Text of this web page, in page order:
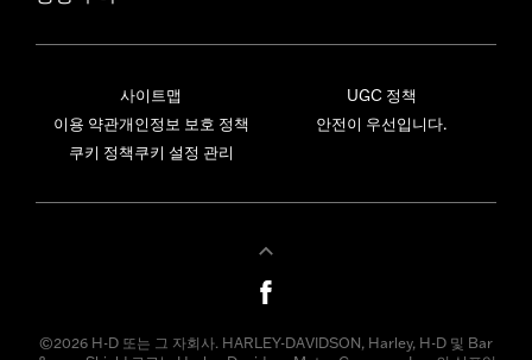
사이트맵
이용 약관개인정보 보호 정책
쿠키 정책쿠키 설정 관리
UGC 정책
안전이 우선입니다.
©2026 H-D 또는 그 자회사. HARLEY-DAVIDSON, Harley, H-D 및 Bar